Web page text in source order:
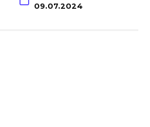
09.07.2024